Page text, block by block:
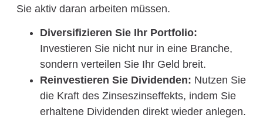
Sie aktiv daran arbeiten müssen.
Diversifizieren Sie Ihr Portfolio:
Investieren Sie nicht nur in eine Branche,
sondern verteilen Sie Ihr Geld breit.
Reinvestieren Sie Dividenden: Nutzen Sie
die Kraft des Zinseszinseffekts, indem Sie
erhaltene Dividenden direkt wieder anlegen.